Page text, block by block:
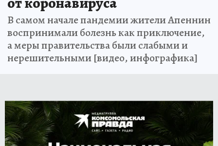
В самом начале пандемии жители Апеннин
воспринимали болезнь как приключение,
а меры правительства были слабыми и
нерешительными [видео, инфографика]